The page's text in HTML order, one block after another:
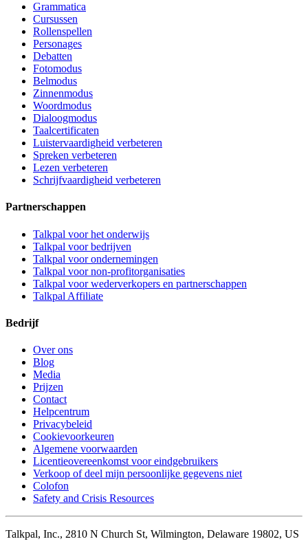
Grammatica
Cursussen
Rollenspellen
Personages
Debatten
Fotomodus
Belmodus
Zinnenmodus
Woordmodus
Dialoogmodus
Taalcertificaten
Luistervaardigheid verbeteren
Spreken verbeteren
Lezen verbeteren
Schrijfvaardigheid verbeteren
Partnerschappen
Talkpal voor het onderwijs
Talkpal voor bedrijven
Talkpal voor ondernemingen
Talkpal voor non-profitorganisaties
Talkpal voor wederverkopers en partnerschappen
Talkpal Affiliate
Bedrijf
Over ons
Blog
Media
Prijzen
Contact
Helpcentrum
Privacybeleid
Cookievoorkeuren
Algemene voorwaarden
Licentieovereenkomst voor eindgebruikers
Verkoop of deel mijn persoonlijke gegevens niet
Colofon
Safety and Crisis Resources
Talkpal, Inc., 2810 N Church St, Wilmington, Delaware 19802, US